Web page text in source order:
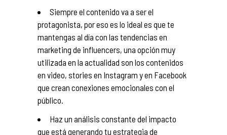
Siempre el contenido va a ser el
protagonista, por eso es lo ideal es que te
mantengas al día con las tendencias en
marketing de influencers, una opción muy
utilizada en la actualidad son los contenidos
en video, stories en Instagram y en Facebook
que crean conexiones emocionales con el
público.
Haz un análisis constante del impacto
que está generando tu estrategia de